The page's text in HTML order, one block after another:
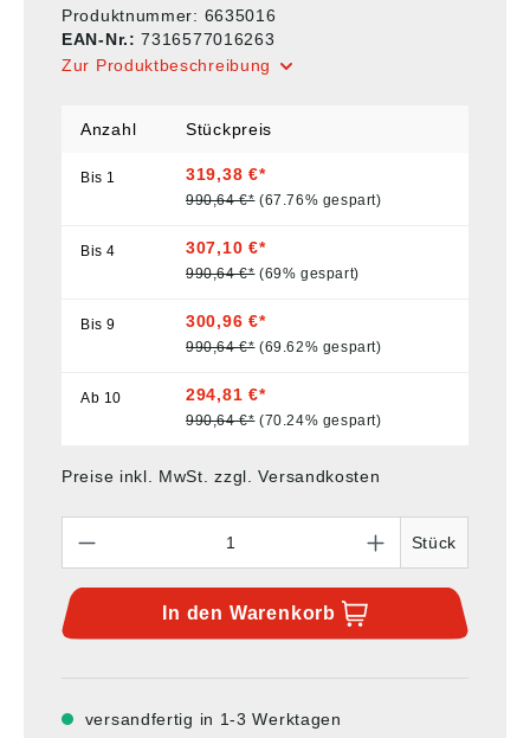
Produktnummer: 6635016
EAN-Nr.:7316577016263
Zur Produktbeschreibung
Anzahl Stückpreis
Bis 1 319,38 €*
990,64 €* (67.76% gespart)
Bis4 307,10 €*
990,64 €* (69% gespart)
Bis9 300,96 €*
990,64 €* (69.62% gespart)
Ab 10 294,81 €*
990,64 €* (70.24% gespart)
Preise inkl. MwSt. zzgl. Versandkosten
Stück
In den Warenkorb
versandfertig in 1-3 Werktagen